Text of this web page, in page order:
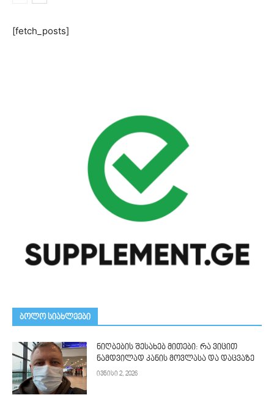
[fetch_posts]
ᲑᲝᲚᲝ ᲡᲘᲐᲮᲚᲔᲔᲑᲘ
ნიღბების შესახებ მითები: რა ვიცით
ნამდვილად კანის მოვლასა და დაცვაზე
ივნისი 2, 2026